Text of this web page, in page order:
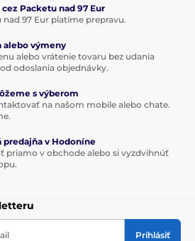
Packetu nad 97 Eur
97 Eur platíme prepravu.
alebo výmeny
alebo vrátenie tovaru bez udania
odoslania objednávky.
s výberom
na našom mobile alebo chate.
predajňa v Hodoníne
priamo v obchode alebo si vyzdvihnúť
Prihlásiť